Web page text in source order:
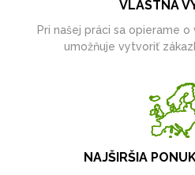
VLASTNÁ
Pri našej práci sa opierame
umožňuje vytvoriť
NAJŠIRŠIA